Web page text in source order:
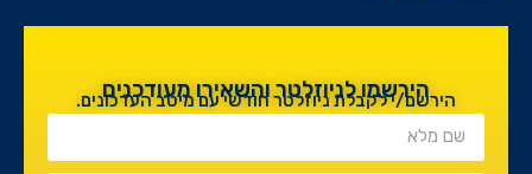
הירשמו לניוזלטר והשאירו מעודכנים
הירשם/י לקבלת ניוזלטר חודשי עם מיטב העדכונים.